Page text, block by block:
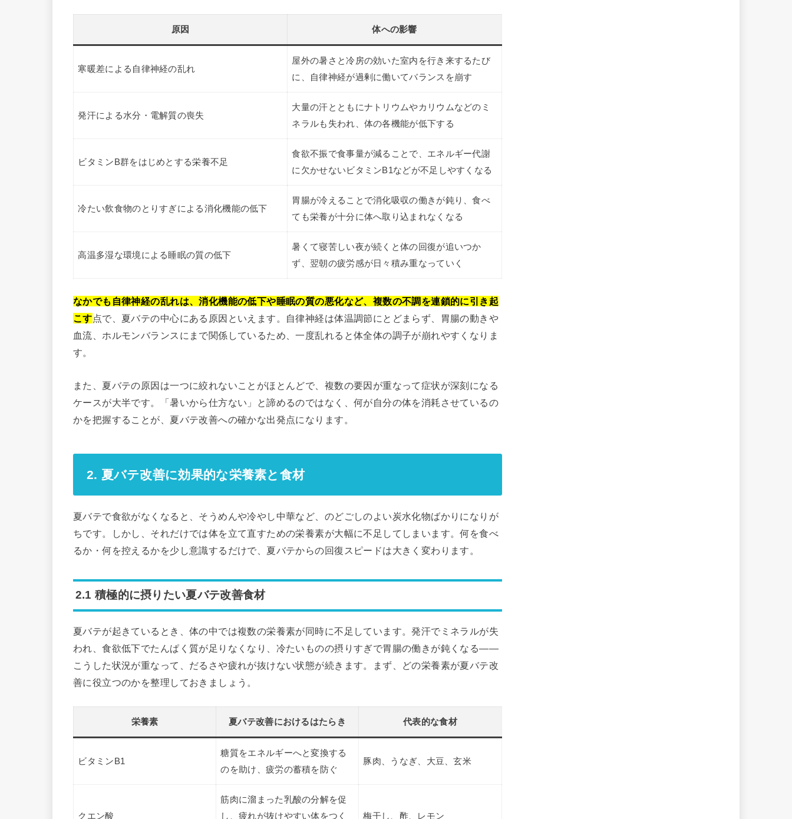
原因 体への影響
寒暖差による自律神経の乱れ
屋外の暑さと冷房の効いた室内を行き来するたび
に、自律神経が過剰に働いてバランスを崩す
発汗による水分・電解質の喪失
大量の汗とともにナトリウムやカリウムなどのミ
ネラルも失われ、体の各機能が低下する
ビタミンB群をはじめとする栄養不足
食欲不振で食事量が減ることで、エネルギー代謝
に欠かせないビタミンB1などが不足しやすくなる
冷たい飲食物のとりすぎによる消化機能の低下
胃腸が冷えることで消化吸収の働きが鈍り、食べ
ても栄養が十分に体へ取り込まれなくなる
高温多湿な環境による睡眠の質の低下
暑くて寝苦しい夜が続くと体の回復が追いつか
ず、翌朝の疲労感が日々積み重なっていく
なかでも自律神経の乱れは、消化機能の低下や睡眠の質の悪化など、複数の不調を連鎖的に引き起
こす点で、夏バテの中心にある原因といえます。自律神経は体温調節にとどまらず、胃腸の動きや
血流、ホルモンバランスにまで関係しているため、一度乱れると体全体の調子が崩れやすくなりま
す。
また、夏バテの原因は一つに絞れないことがほとんどで、複数の要因が重なって症状が深刻になる
ケースが大半です。「暑いから仕方ない」と諦めるのではなく、何が自分の体を消耗させているの
かを把握することが、夏バテ改善への確かな出発点になります。
2. 夏バテ改善に効果的な栄養素と食材
夏バテで食欲がなくなると、そうめんや冷やし中華など、のどごしのよい炭水化物ばかりになりが
ちです。しかし、それだけでは体を立て直すための栄養素が大幅に不足してしまいます。何を食べ
るか・何を控えるかを少し意識するだけで、夏バテからの回復スピードは大きく変わります。
2.1 積極的に摂りたい夏バテ改善食材
夏バテが起きているとき、体の中では複数の栄養素が同時に不足しています。発汗でミネラルが失
われ、食欲低下でたんぱく質が足りなくなり、冷たいものの摂りすぎで胃腸の働きが鈍くなる——
こうした状況が重なって、だるさや疲れが抜けない状態が続きます。まず、どの栄養素が夏バテ改
善に役立つのかを整理しておきましょう。
栄養素 夏バテ改善におけるはたらき 代表的な食材
ビタミンB1
糖質をエネルギーへと変換する
のを助け、疲労の蓄積を防ぐ
豚肉、うなぎ、大豆、玄米
クエン酸
筋肉に溜まった乳酸の分解を促
し、疲れが抜けやすい体をつく
梅干し、酢、レモン